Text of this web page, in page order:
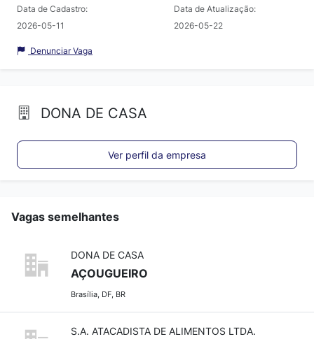
Data de Cadastro:
2026-05-11
Data de Atualização:
2026-05-22
Denunciar Vaga
DONA DE CASA
Ver perfil da empresa
Vagas semelhantes
DONA DE CASA
AÇOUGUEIRO
Brasília, DF, BR
S.A. ATACADISTA DE ALIMENTOS LTDA.